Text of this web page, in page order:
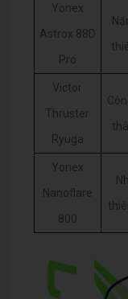
Yonex
Astrox 88D
Pro
Victor
Thruster
Ryuga
Yonex
Nanoflare
800